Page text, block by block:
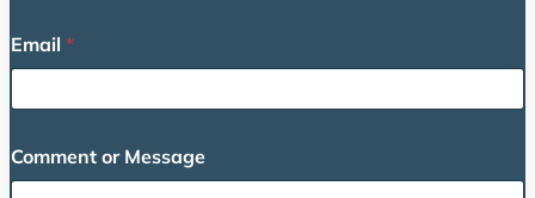
Email *
a
m
Comment or Message